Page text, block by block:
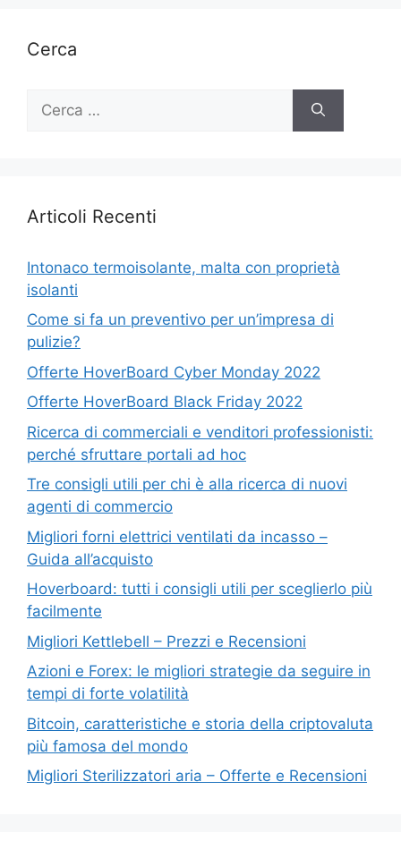
Cerca
per:
Articoli Recenti
Intonaco termoisolante, malta con proprietà
isolanti
Come si fa un preventivo per un’impresa di
pulizie?
Offerte HoverBoard Cyber Monday 2022
Offerte HoverBoard Black Friday 2022
Ricerca di commerciali e venditori professionisti:
perché sfruttare portali ad hoc
Tre consigli utili per chi è alla ricerca di nuovi
agenti di commercio
Migliori forni elettrici ventilati da incasso –
Guida all’acquisto
Hoverboard: tutti i consigli utili per sceglierlo più
facilmente
Migliori Kettlebell – Prezzi e Recensioni
Azioni e Forex: le migliori strategie da seguire in
tempi di forte volatilità
Bitcoin, caratteristiche e storia della criptovaluta
più famosa del mondo
Migliori Sterilizzatori aria – Offerte e Recensioni